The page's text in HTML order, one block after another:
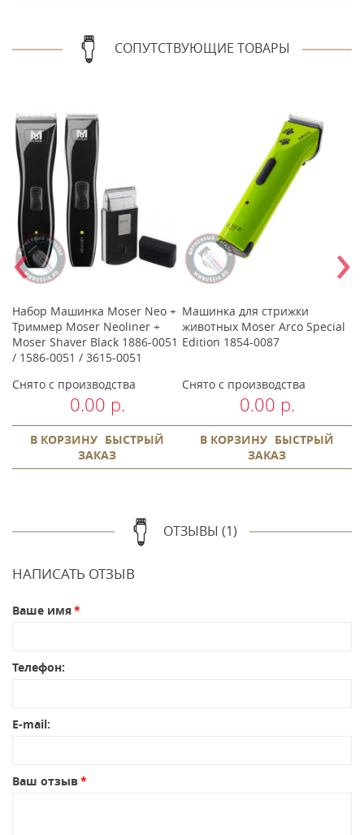
СОПУТСТВУЮЩИЕ ТОВАРЫ
Набор Машинка Moser Neo +
Триммер Moser Neoliner +
Moser Shaver Black 1886-0051
/ 1586-0051 / 3615-0051
Снято с производства
0.00 р.
В КОРЗИНУ БЫСТРЫЙ
ЗАКАЗ
Машинка для стрижки
животных Moser Arco Special
Edition 1854-0087
Снято с производства
0.00 р.
В КОРЗИНУ БЫСТРЫЙ
ЗАКАЗ
‹ ›
ОТЗЫВЫ (1)
НАПИСАТЬ ОТЗЫВ
Ваше имя
Телефон:
E-mail:
Ваш отзыв